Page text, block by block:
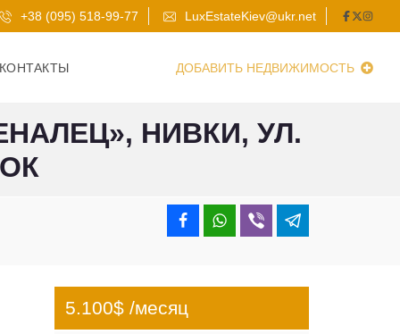
+38 (095) 518-99-77 LuxEstateKiev@ukr.net
ДОБАВИТЬ НЕДВИЖИМОСТЬ
НИВКИ, УЛ.
5.100$ /месяц